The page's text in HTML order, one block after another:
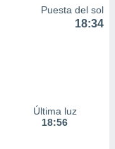
Puesta del sol
18:34
Última luz
18:56